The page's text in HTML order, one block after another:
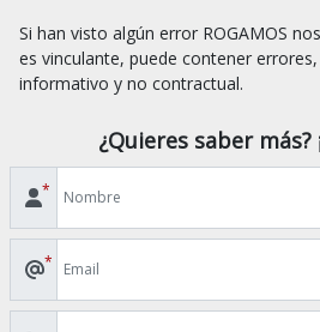
Si han visto algún error ROGAMOS
es vinculante, puede contener
¿Quieres saber más?
*
*